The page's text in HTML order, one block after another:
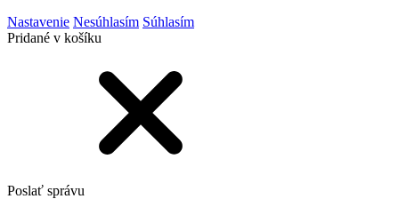
Nastavenie Nesúhlasím Súhlasím
Pridané v košíku
Poslať správu